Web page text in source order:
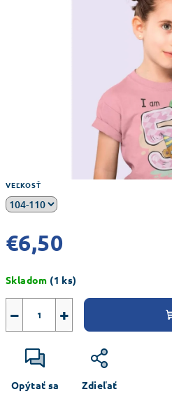
VEĽKOSŤ
€6,50
cena:
Skladom (1 ks)
+
−
Opýtať sa Zdieľať